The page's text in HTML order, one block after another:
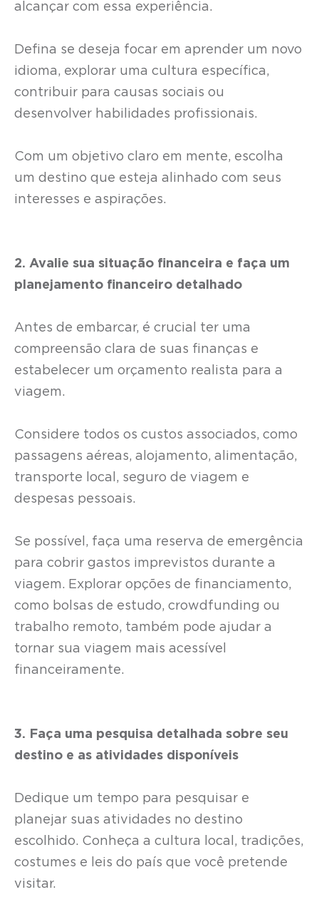
alcançar com essa experiência.
Defina se deseja focar em aprender um novo
idioma, explorar uma cultura específica,
contribuir para causas sociais ou
desenvolver habilidades profissionais.
Com um objetivo claro em mente, escolha
um destino que esteja alinhado com seus
interesses e aspirações.
2. Avalie sua situação financeira e faça um
planejamento financeiro detalhado
Antes de embarcar, é crucial ter uma
compreensão clara de suas finanças e
estabelecer um orçamento realista para a
viagem.
Considere todos os custos associados, como
passagens aéreas, alojamento, alimentação,
transporte local, seguro de viagem e
despesas pessoais.
Se possível, faça uma reserva de emergência
para cobrir gastos imprevistos durante a
viagem. Explorar opções de financiamento,
como bolsas de estudo, crowdfunding ou
trabalho remoto, também pode ajudar a
tornar sua viagem mais acessível
financeiramente.
3. Faça uma pesquisa detalhada sobre seu
destino e as atividades disponíveis
Dedique um tempo para pesquisar e
planejar suas atividades no destino
escolhido. Conheça a cultura local, tradições,
costumes e leis do país que você pretende
visitar.